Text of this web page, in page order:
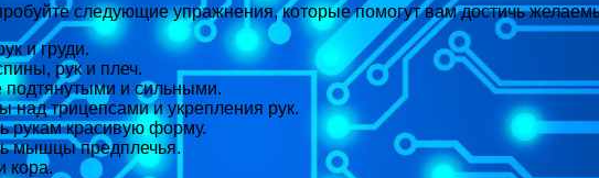
следующие упражнения, которые помогут вам достичь
и груди.
рук и плеч.
и сильными.
над трицепсами и укрепления рук.
рукам красивую форму.
мышцы предплечья.
кора.